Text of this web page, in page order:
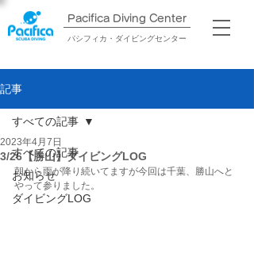
Pacifica Diving Center​
パシフィカ・ダイビングセンター
記事
すべての記事
お知らせ
ダイビングLOG
すべての記事
3/26【勝山】ダイビングLOG
2023年4月7日
朝から雨が降り続いてますが今回は千葉、勝山へと
やって参りました。